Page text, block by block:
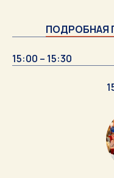
ПОДРОБНАЯ
15:00 – 15:30